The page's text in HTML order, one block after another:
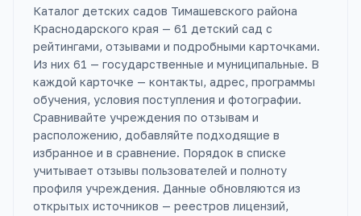
Каталог детских садов Тимашевского района
Краснодарского края — 61 детский сад с
рейтингами, отзывами и подробными карточками.
Из них 61 — государственные и муниципальные. В
каждой карточке — контакты, адрес, программы
обучения, условия поступления и фотографии.
Сравнивайте учреждения по отзывам и
расположению, добавляйте подходящие в
избранное и в сравнение. Порядок в списке
учитывает отзывы пользователей и полноту
профиля учреждения. Данные обновляются из
открытых источников — реестров лицензий,